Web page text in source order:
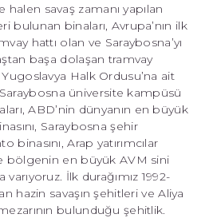
savaş zamanı yapılan
bulunan binaları, Avrupa’nın ilk
hattı olan ve Saraybosna’yı
başa dolaşan tramvay
Halk Ordusu’na ait
üniversite kampüsü
ABD’nin dünyanın en büyük
Saraybosna şehir
binasını, Arap yatırımcılar
bölgenin en büyük AVM sini
varıyoruz. İlk durağımız 1992-
hazin savaşın şehitleri ve Aliya
bulunduğu şehitlik.